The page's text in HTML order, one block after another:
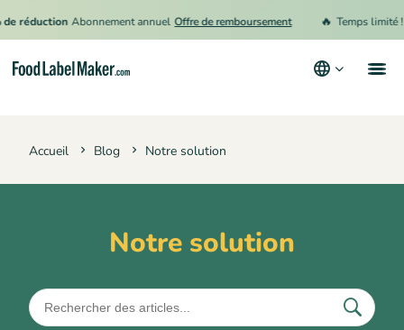
Abonnement annuel Offre de remboursement Temps limité ! 15
Accueil Blog Notre solution
Notre solution
Engager un expert
Conditions générales d’utilisation